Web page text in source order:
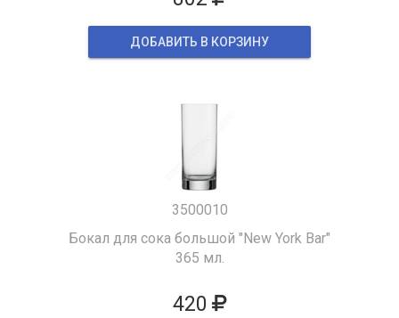
ДОБАВИТЬ В КОРЗИНУ
3500010
Бокал для сока большой "New York Bar"
365 мл.
420